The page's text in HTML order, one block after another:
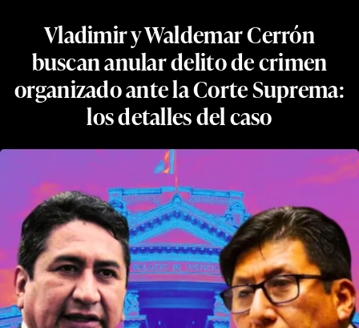
Vladimir y Waldemar Cerrón
buscan anular delito de crimen
organizado ante la Corte Suprema:
los detalles del caso